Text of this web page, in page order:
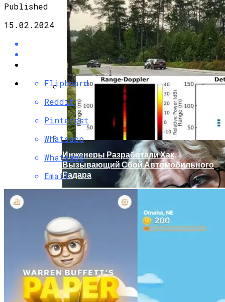
Кто Из Знаменитостей Умер В 2023 Году:
Юдашкин, Колесников, Чурикова,
Зайцев И Другие – От Чего Скончались
Инженеры Разработали Хак,
Вызывающий Сбой Автомобильного
Радара
Published
15.02.2024
Flipboard
Reddit
Pinterest
Whatsapp
Whatsapp
Email